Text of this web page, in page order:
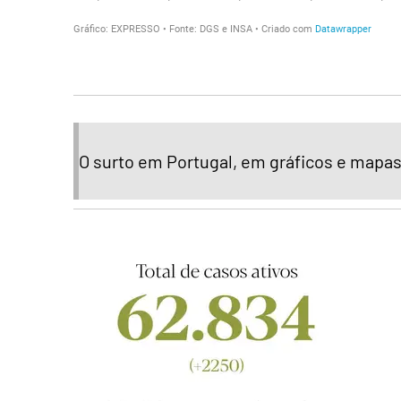
O surto em Portugal, em gráficos e mapas